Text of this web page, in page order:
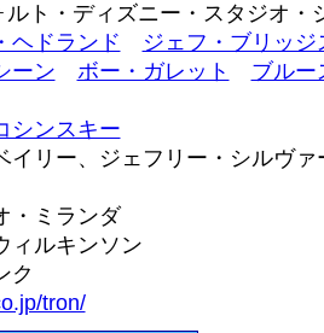
ト・ディズニー・スタジオ・
ヘドランド
ジェフ・ブリッジ
ーン ボー・ガレット
ブルー
シンスキー
イリー、ジェフリー・シルヴ
・ミランダ
ィルキンソン
ク
tron/